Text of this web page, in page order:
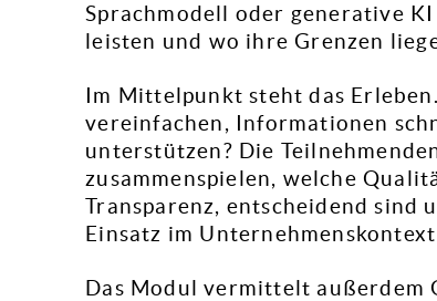
Sprachmodell oder generative
leisten und wo ihre Grenzen
Im Mittelpunkt steht das
vereinfachen, Informationen
unterstützen? Die
zusammenspielen, welche
Transparenz, entscheidend sind
Einsatz im
Das Modul vermittelt außerdem